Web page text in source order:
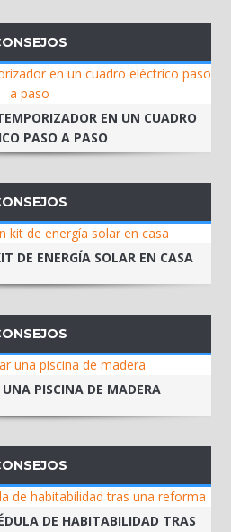
EN UN CUADRO
PASO A PASO
DE ENERGÍA SOLAR EN CASA
PISCINA DE MADERA
DE HABITABILIDAD TRAS